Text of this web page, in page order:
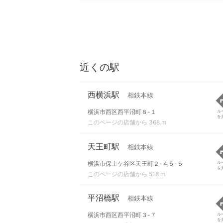
近くの駅
西横浜駅 相鉄本線
横浜市西区西平沼町８-１
このページの店舗から 368 m
ル
を
天王町駅 相鉄本線
横浜市保土ケ谷区天王町２-４５-５
このページの店舗から 518 m
ル
を
平沼橋駅 相鉄本線
横浜市西区西平沼町３-７
ル
を